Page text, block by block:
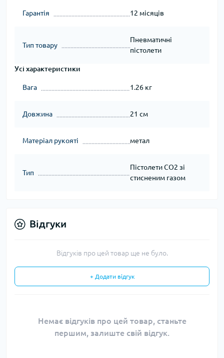
Гарантія 12 місяців
Тип товару
Пневматичні
пістолети
Усі характеристики
Вага 1.26 кг
Довжина 21 см
Матеріал рукояті метал
Тип
Пістолети CO2 зі
стисненим газом
Відгуки
Відгуків про цей товар ще не було.
+ Додати відгук
Немає відгуків про цей товар, станьте
першим, залиште свій відгук.